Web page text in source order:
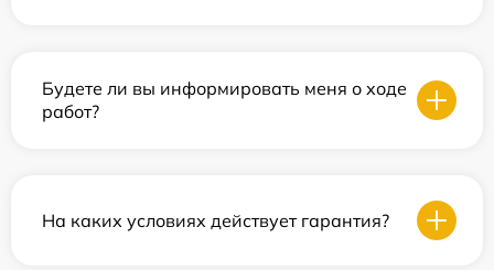
Будете ли вы информировать меня о ходе
работ?
На каких условиях действует гарантия?